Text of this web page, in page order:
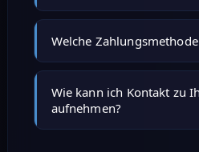
Ersatz oder Erstattung.
Sie erhalten zu jedem
Status und – bei
aktuelle Position.
Welche
Crypto, Überweisung oder
Wie kann ich Kontakt zu
aufnehmen?